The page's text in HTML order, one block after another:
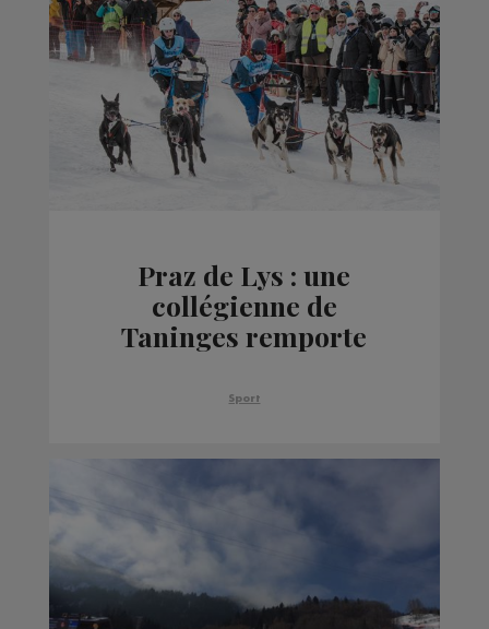
Praz de Lys : une
collégienne de
Taninges remporte
Sport